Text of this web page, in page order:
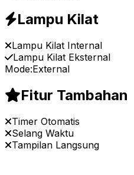
Lampu Kilat
Lampu Kilat Internal
Lampu Kilat Eksternal
Mode:External
Fitur Tambahan
Timer Otomatis
Selang Waktu
Tampilan Langsung